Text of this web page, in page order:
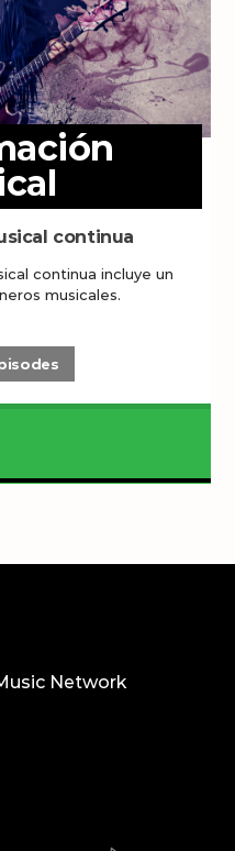
continua
continua incluye un
musicales.
Network